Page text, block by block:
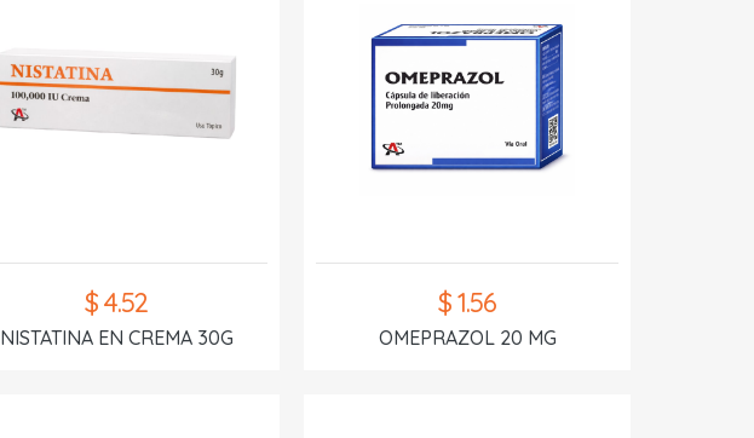
$ 4.52
NISTATINA EN CREMA 30G
$ 1.56
OMEPRAZOL 20 MG